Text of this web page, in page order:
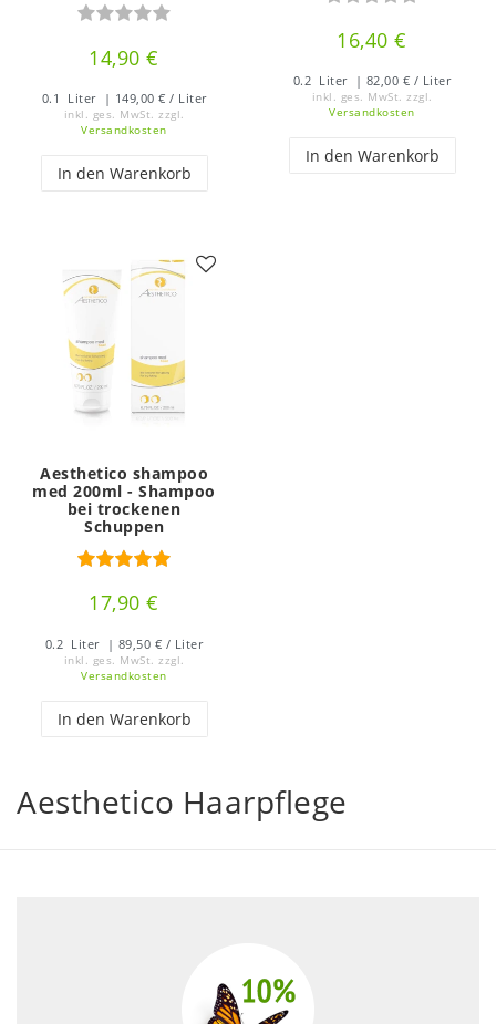
14,90 €
0.1 Liter | 149,00 € / Liter
inkl. ges. MwSt. zzgl.
Versandkosten
In den Warenkorb
16,40 €
0.2 Liter | 82,00 € / Liter
inkl. ges. MwSt. zzgl.
Versandkosten
In den Warenkorb
Aesthetico shampoo
med 200ml - Shampoo
bei trockenen
Schuppen
17,90 €
0.2 Liter | 89,50 € / Liter
inkl. ges. MwSt. zzgl.
Versandkosten
In den Warenkorb
Aesthetico Haarpflege